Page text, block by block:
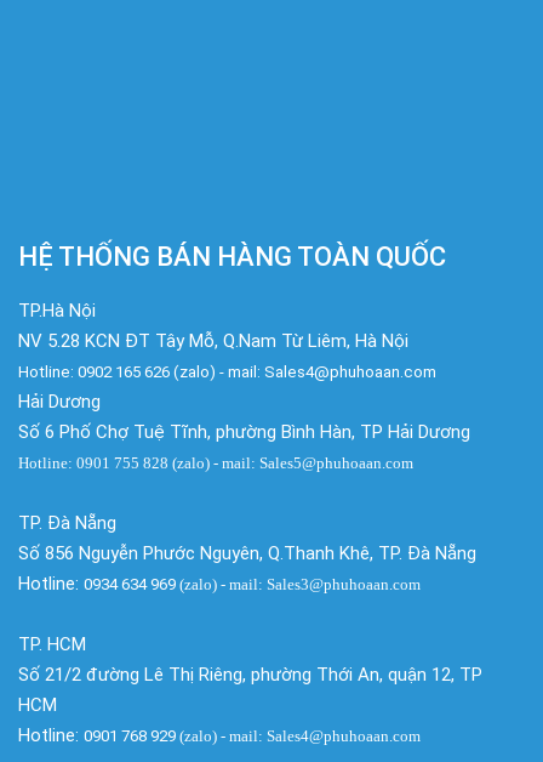
HỆ THỐNG BÁN HÀNG TOÀN QUỐC
TP.Hà Nội
NV 5.28 KCN ĐT Tây Mỗ, Q.Nam Từ Liêm, Hà Nội
Hotline: 0902 165 626 (zalo) - mail: Sales4@phuhoaan.com
Hải Dương
Số 6 Phố Chợ Tuệ Tĩnh, phường Bình Hàn, TP Hải Dương
Hotline: 0901 755 828 (zalo) - mail: Sales5@phuhoaan.com
TP. Đà Nẵng
Số 856 Nguyễn Phước Nguyên, Q.Thanh Khê, TP. Đà Nẵng
Hotline: 0934 634 969 (zalo) - mail: Sales3@phuhoaan.com
TP. HCM
Số 21/2 đường Lê Thị Riêng, phường Thới An, quận 12, TP
HCM
Hotline: 0901 768 929 (zalo) - mail: Sales4@phuhoaan.com